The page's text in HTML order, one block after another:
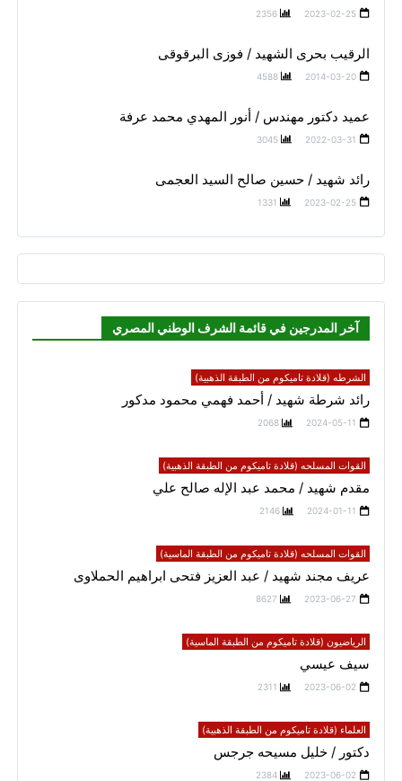
2023-02-25
2356
الرقيب بحرى الشهيد / فوزى البرقوقى
2014-03-20
4588
عميد دكتور مهندس / أنور المهدي محمد عرفة
2022-03-31
3045
رائد شهيد / حسين صالح السيد العجمى
2023-02-25
1331
آخر المدرجين في قائمة الشرف الوطني المصري
الشرطه (قلادة تاميكوم من الطبقة الذهبية)
رائد شرطة شهيد / أحمد فهمي محمود مدكور
2024-05-11
2068
القوات المسلحه (قلادة تاميكوم من الطبقة الذهبية)
مقدم شهيد / محمد عبد الإله صالح علي
2024-01-11
2146
القوات المسلحه (قلادة تاميكوم من الطبقة الماسية)
عريف مجند شهيد / عبد العزيز فتحى ابراهيم الحملاوى
2023-06-27
8627
الرياضيون (قلادة تاميكوم من الطبقة الماسية)
سيف عيسي
2023-06-02
2311
العلماء (قلادة تاميكوم من الطبقة الذهبية)
دكتور / خليل مسيحه جرجس
2023-06-02
2384